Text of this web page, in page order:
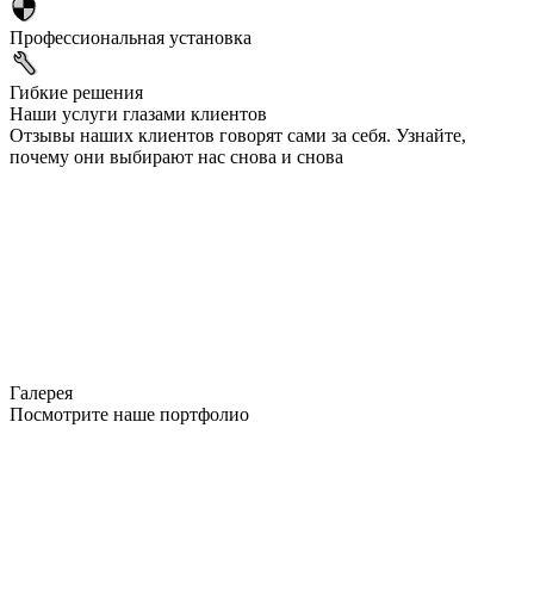
Профессиональная установка
Гибкие решения
Наши услуги глазами клиентов
Отзывы наших клиентов говорят сами за себя. Узнайте,
почему они выбирают нас снова и снова
Галерея
Посмотрите наше портфолио